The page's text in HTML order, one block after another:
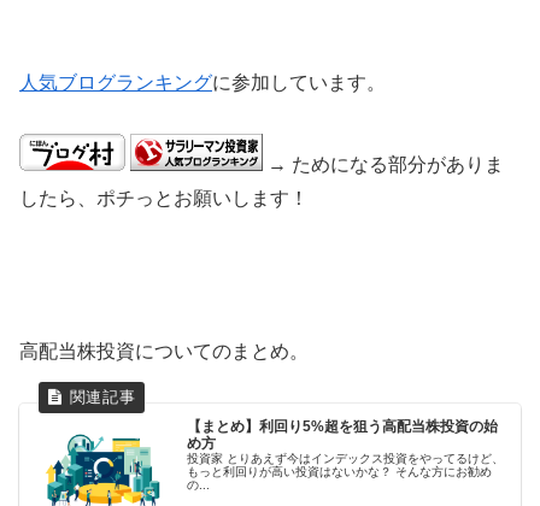
人気ブログランキングに参加しています。
→ ためになる部分がありま
したら、ポチっとお願いします！
高配当株投資についてのまとめ。
【まとめ】利回り5%超を狙う高配当株投資の始
め方
投資家 とりあえず今はインデックス投資をやってるけど、
もっと利回りが高い投資はないかな？ そんな方にお勧め
の...